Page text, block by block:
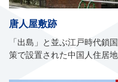
唐人屋敷跡
「出島」と並ぶ江戸時代鎖
策で設置された中国人住居